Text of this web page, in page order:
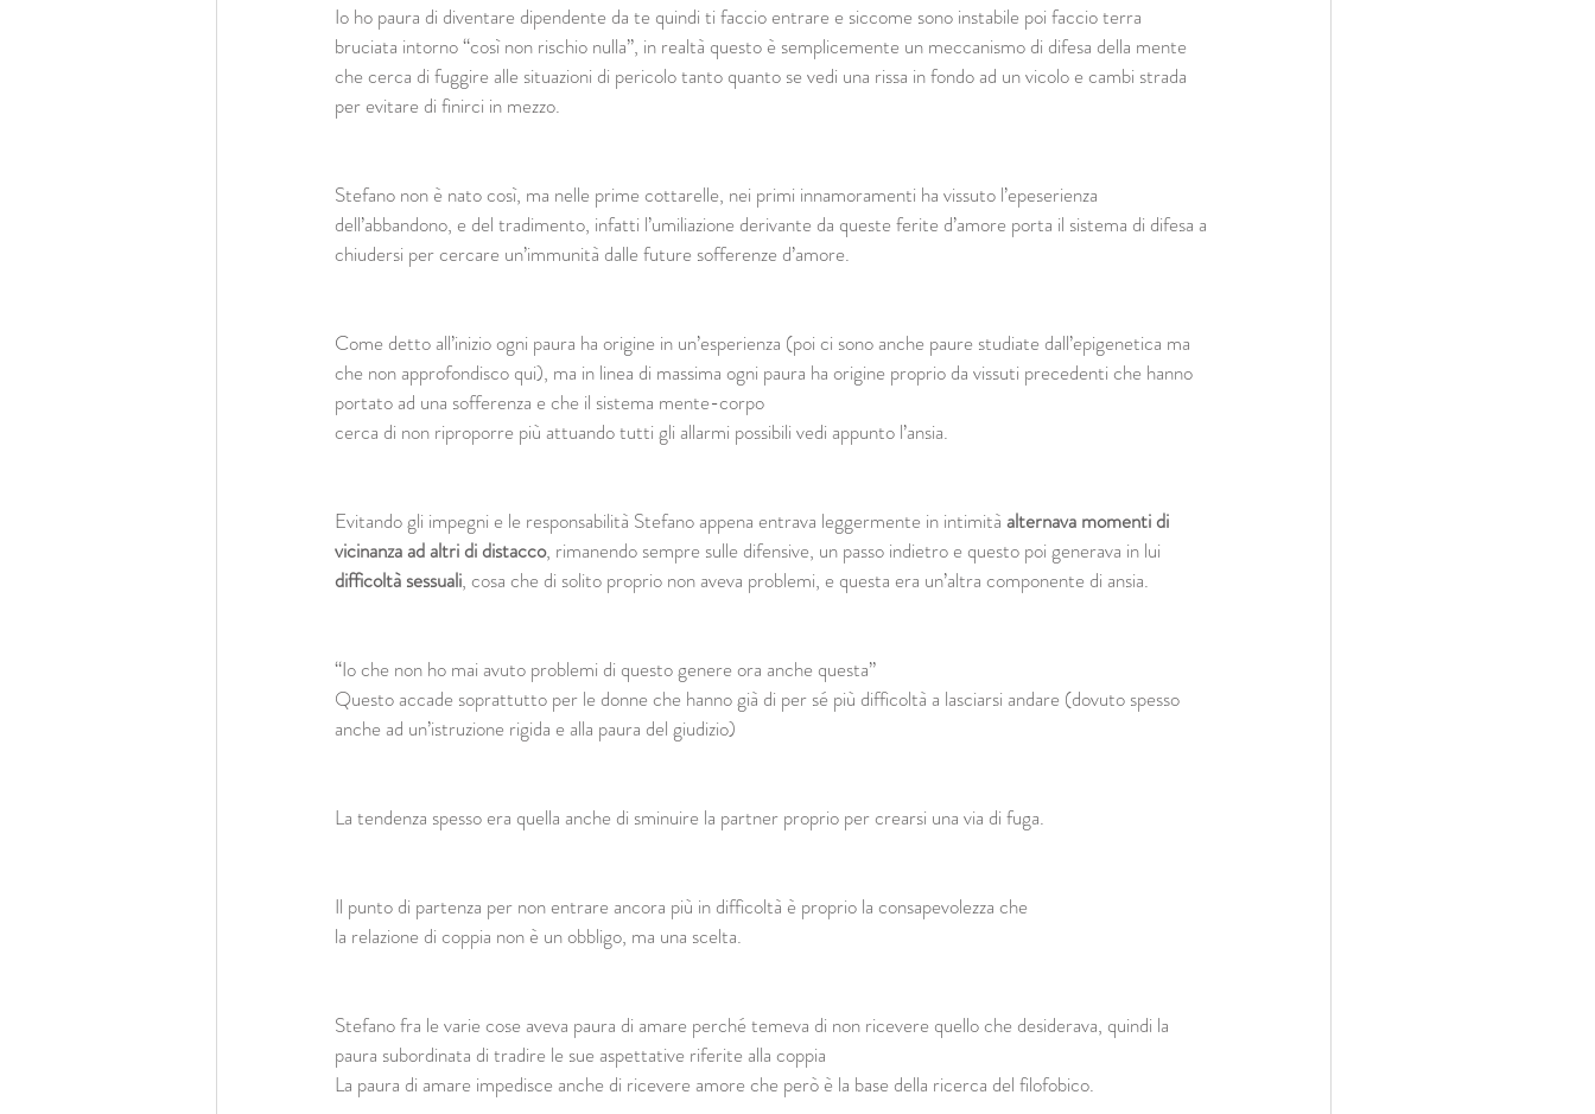
Io ho paura di diventare dipendente da te quindi ti faccio entrare e siccome sono instabile poi faccio terra
bruciata intorno “così non rischio nulla”, in realtà questo è semplicemente un meccanismo di difesa della mente
che cerca di fuggire alle situazioni di pericolo tanto quanto se vedi una rissa in fondo ad un vicolo e cambi strada
per evitare di finirci in mezzo.
Stefano non è nato così, ma nelle prime cottarelle, nei primi innamoramenti ha vissuto l’epeserienza
dell’abbandono, e del tradimento, infatti l’umiliazione derivante da queste ferite d’amore porta il sistema di difesa a
chiudersi per cercare un’immunità dalle future sofferenze d’amore.
Come detto all’inizio ogni paura ha origine in un’esperienza (poi ci sono anche paure studiate dall’epigenetica ma
che non approfondisco qui), ma in linea di massima ogni paura ha origine proprio da vissuti precedenti che hanno
portato ad una sofferenza e che il sistema mente-corpo
cerca di non riproporre più attuando tutti gli allarmi possibili vedi appunto l’ansia.
Evitando gli impegni e le responsabilità Stefano appena entrava leggermente in intimità alternava momenti di
vicinanza ad altri di distacco, rimanendo sempre sulle difensive, un passo indietro e questo poi generava in lui
difficoltà sessuali, cosa che di solito proprio non aveva problemi, e questa era un’altra componente di ansia.
“Io che non ho mai avuto problemi di questo genere ora anche questa”
Questo accade soprattutto per le donne che hanno già di per sé più difficoltà a lasciarsi andare (dovuto spesso
anche ad un’istruzione rigida e alla paura del giudizio)
La tendenza spesso era quella anche di sminuire la partner proprio per crearsi una via di fuga.
Il punto di partenza per non entrare ancora più in difficoltà è proprio la consapevolezza che
la relazione di coppia non è un obbligo, ma una scelta.
Stefano fra le varie cose aveva paura di amare perché temeva di non ricevere quello che desiderava, quindi la
paura subordinata di tradire le sue aspettative riferite alla coppia
La paura di amare impedisce anche di ricevere amore che però è la base della ricerca del filofobico.